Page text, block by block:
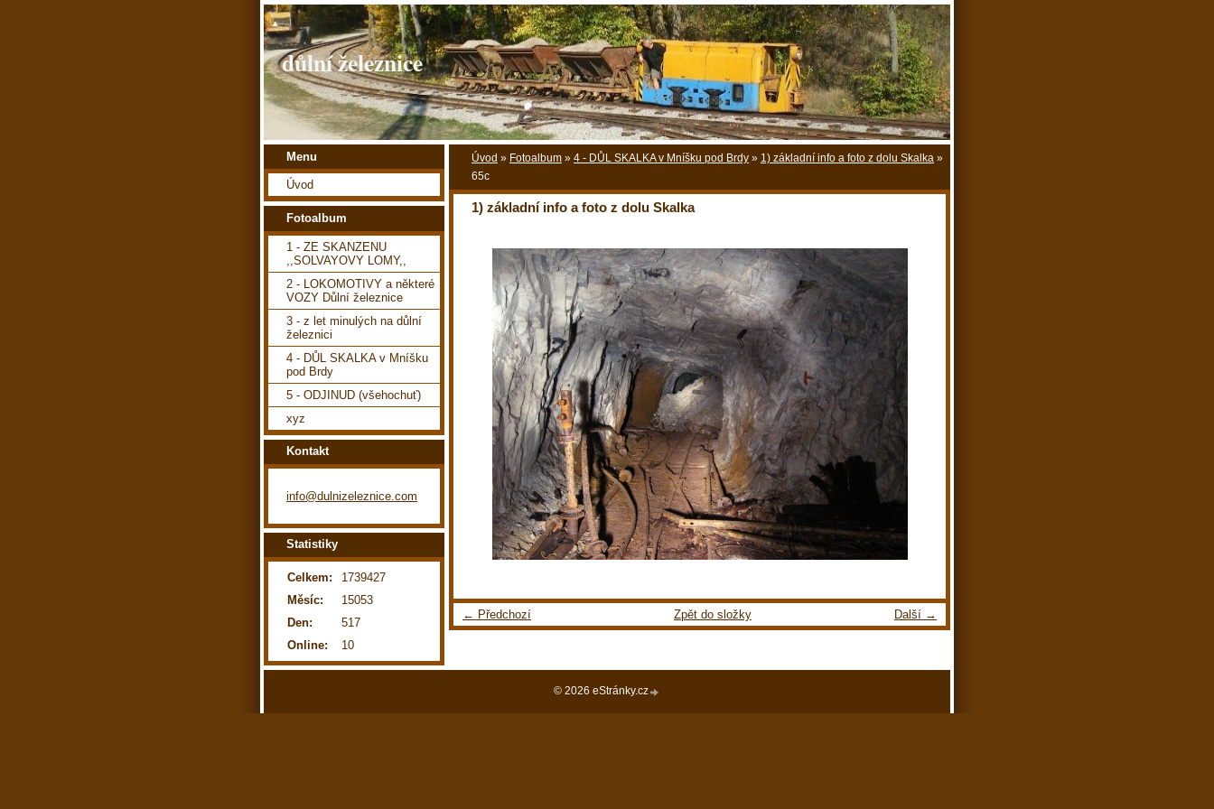
důlní železnice
Úvod » Fotoalbum » 4 - DŮL SKALKA v Mníšku pod Brdy » 1) základní info a foto z dolu Skalka »
65c
1) základní info a foto z dolu Skalka
← Předchozí Další →
Zpět do složky
Menu
Úvod
Fotoalbum
1 - ZE SKANZENU
,,SOLVAYOVY LOMY,,
2 - LOKOMOTIVY a některé
VOZY Důlní železnice
3 - z let minulých na důlní
železnici
4 - DŮL SKALKA v Mníšku
pod Brdy
5 - ODJINUD (všehochuť)
xyz
Kontakt
info@dulnizeleznice.com
Statistiky
Online: 10
Celkem:
1739427
Měsíc:
15053
Den:
517
© 2026 eStránky.cz